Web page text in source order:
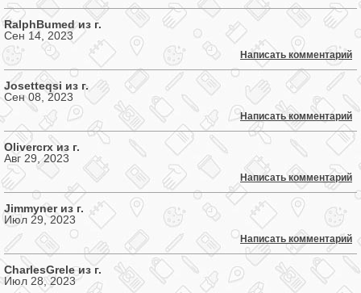
RalphBumed из г.
Сен 14, 2023
Написать комментарий
Josetteqsi из г.
Сен 08, 2023
Написать комментарий
Olivercrx из г.
Авг 29, 2023
Написать комментарий
Jimmyner из г.
Июл 29, 2023
Написать комментарий
CharlesGrele из г.
Июл 28, 2023